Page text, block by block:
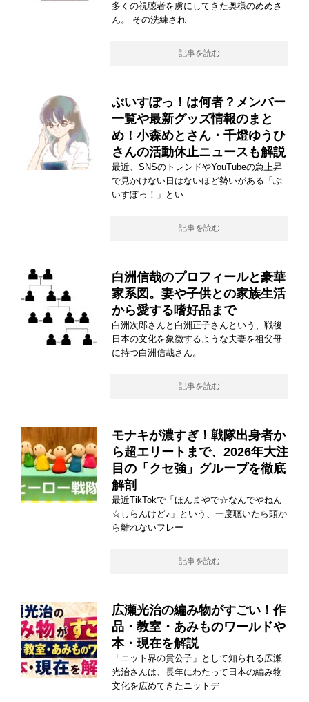
多くの視聴者を虜にしてきた奥様のめめさ
ん。 その洗練され
記事を読む
ぶいすぽっ！は何者？メンバー
一覧や最新グッズ情報のまと
め！小森めとさん・千燈ゆうひ
さんの活動休止ニュースも解説
最近、SNSのトレンドやYouTubeの急上昇
で見かけない日はないほど勢いがある「ぶ
いすぽっ！」とい
記事を読む
白洲信哉のプロフィールと豪華
家系図。妻や子供との家族生活
から愛する嗜好品まで
白洲次郎さんと白洲正子さんという、戦後
日本の文化を象徴するような夫妻を祖父母
に持つ白洲信哉さん。
記事を読む
モナキが濃すぎ！戦隊出身者か
ら超エリートまで、2026年大注
目の「クセ強」グループを徹底
解剖
最近TikTokで「ほんまやで☆なんでやねん
☆しらんけど♪」という、一度聴いたら頭か
ら離れないフレー
記事を読む
広瀬光治の編み物がすごい！作
品・教室・あみものワールドや
本・現在を解説
「ニット界の貴公子」として知られる広瀬
光治さんは、長年にわたって日本の編み物
文化を広めてきたニットデ